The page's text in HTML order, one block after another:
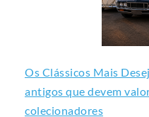
Os Clássicos Mais
antigos que devem
colecionadores